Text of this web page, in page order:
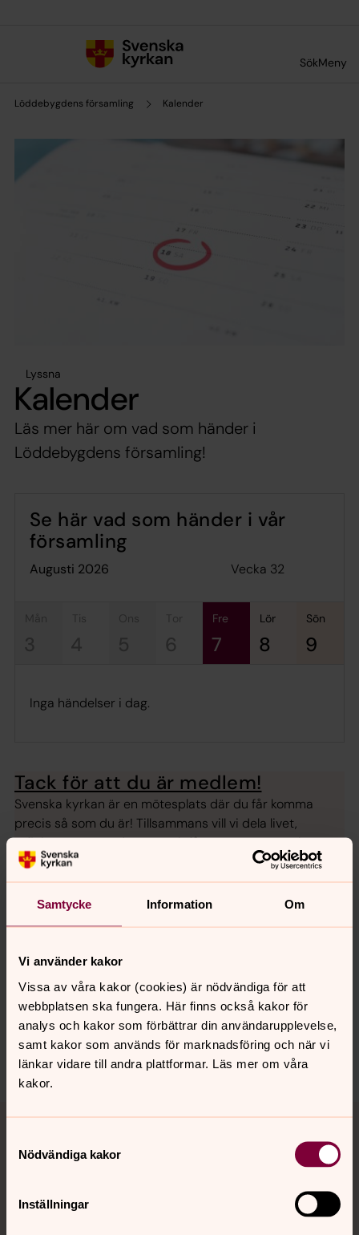
Samtycke Information Om
Vi använder kakor
Vissa av våra kakor (cookies) är nödvändiga för att
webbplatsen ska fungera. Här finns också kakor för
analys och kakor som förbättrar din användarupplevelse,
samt kakor som används för marknadsföring och när vi
länkar vidare till andra plattformar. Läs mer om våra
kakor.
Nödvändiga kakor
Inställningar
SökMeny
Löddebygdens församling Kalender
Lyssna
Kalender
Läs mer här om vad som händer i
Löddebygdens församling!
Se här vad som händer i vår
församling
augusti 2026 Vecka 32
tis
4
tor
6
fre
7
lör
8
sön
9
Inga händelser i dag.
Tack för att du är medlem!
Svenska kyrkan är en mötesplats där du får komma
precis så som du är! Tillsammans vill vi dela livet,
reflektera över vad tro är och få vara en öppen plats –
med låga tröskar och högt i tak!
Synpunkter eller frågor på sidans
innehåll?
loddebygdens.forsamling@svenskakyrkan.se
Dela